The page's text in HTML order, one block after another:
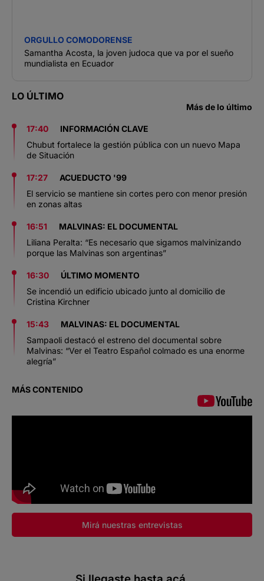
ORGULLO COMODORENSE
Samantha Acosta, la joven judoca que va por el sueño
mundialista en Ecuador
LO ÚLTIMO
Más de lo último
17:40
INFORMACIÓN CLAVE
Chubut fortalece la gestión pública con un nuevo Mapa
de Situación
17:27
ACUEDUCTO '99
El servicio se mantiene sin cortes pero con menor presión
en zonas altas
16:51
MALVINAS: EL DOCUMENTAL
Liliana Peralta: “Es necesario que sigamos malvinizando
porque las Malvinas son argentinas”
16:30
ÚLTIMO MOMENTO
Se incendió un edificio ubicado junto al domicilio de
Cristina Kirchner
15:43
MALVINAS: EL DOCUMENTAL
Sampaoli destacó el estreno del documental sobre
Malvinas: “Ver el Teatro Español colmado es una enorme
alegría”
MÁS CONTENIDO
Mirá nuestras entrevistas